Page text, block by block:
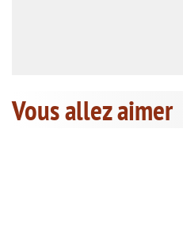
Vous allez aimer